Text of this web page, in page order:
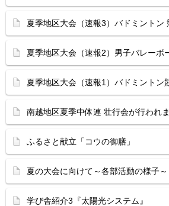
夏季地区大会（速報3）バドミント
夏季地区大会（速報2）男子バレーボ
夏季地区大会（速報1）バドミントン
南越地区夏季中体連 壮行会が行われ
ふるさと献立「コウの御膳」
夏の大会に向けて～各部活動の様子～
学び舎紹介3『太陽光システム』